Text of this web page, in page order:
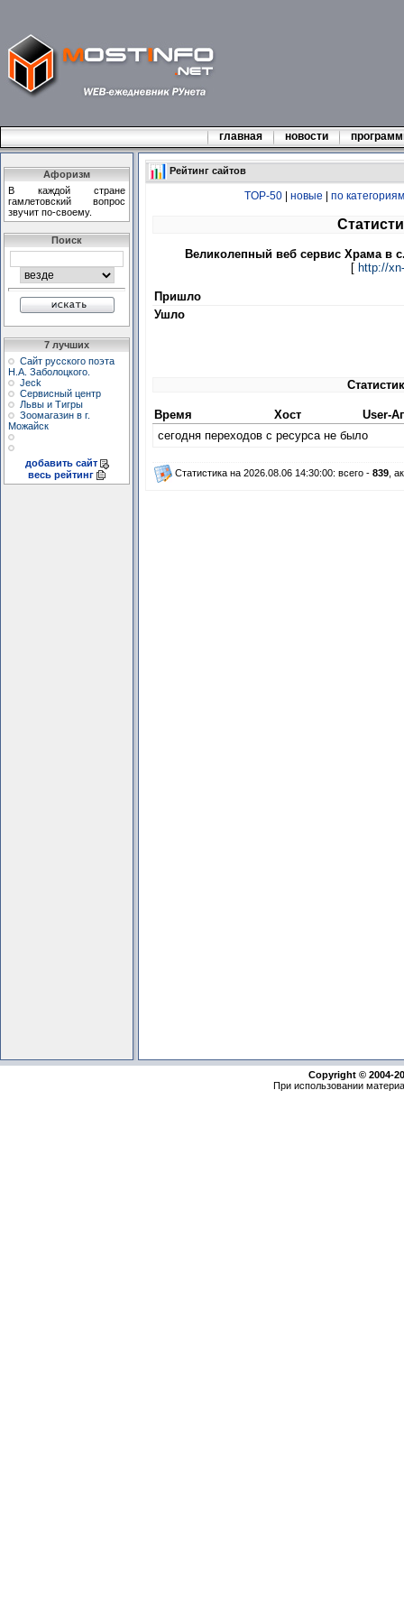
главная новости
Афоризм
В каждой стране
гамлетовский вопрос
звучит по-своему.
Поиск
7 лучших
Сайт русского поэта
Н.А. Заболоцкого.
Jeck
Сервисный центр
Львы и Тигры
Зоомагазин в г.
Можайск
добавить сайт
весь рейтинг
Рейтинг сайтов
TOP-50| новые по категориям
Великолепный веб сервис Храма в
[ http://
Пришло
Ушло
Время Хост
User-
сегодня переходов с ресурса не было
Статистика на 2026.08.06 14:30:00: всего - 839,
Copyright © 2004-
При использовании